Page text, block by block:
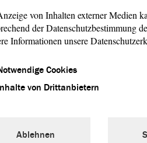
für die Wahl zur Vizepräsidentin oder
des Landtags ist gewählt, wenn
von Inhalten externer Medien
der Datenschutzbestimmung
Informationen unsere
Cookies
von Drittanbietern
Ablehnen